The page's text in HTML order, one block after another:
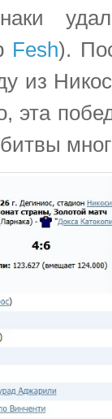
Fesh).
из
эта